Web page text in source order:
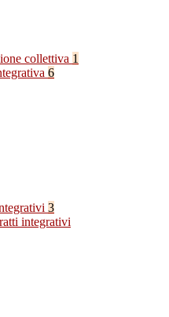
collettiva 1
6
3
integrativi